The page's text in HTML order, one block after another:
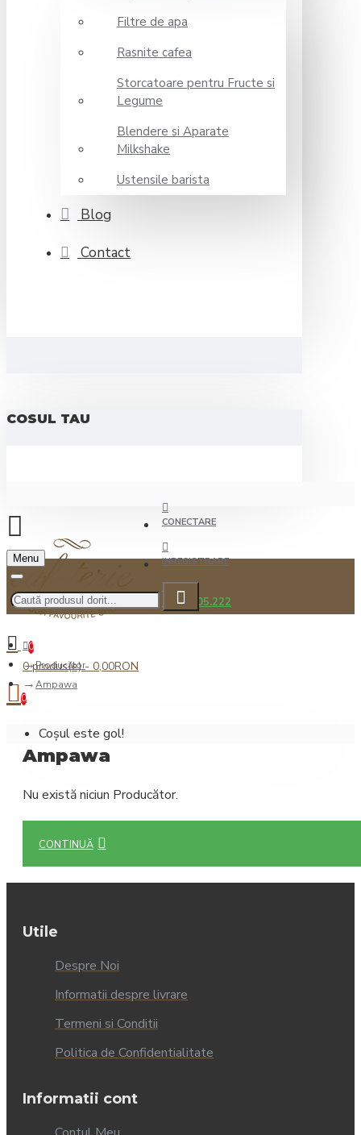
Filtre de apa
Rasnite cafea
Storcatoare pentru Fructe si
Legume
Blendere si Aparate
Milkshake
Ustensile barista
Blog
Contact
COSUL TAU
CONECTARE
INREGISTRARE
0722.505.222
Menu
0
0 produs(e) - 0,00RON
0
Coșul este gol!
Producător
Ampawa
Ampawa
Nu există niciun Producător.
CONTINUĂ
Utile
Despre Noi
Informatii despre livrare
Termeni si Conditii
Politica de Confidentialitate
Informatii cont